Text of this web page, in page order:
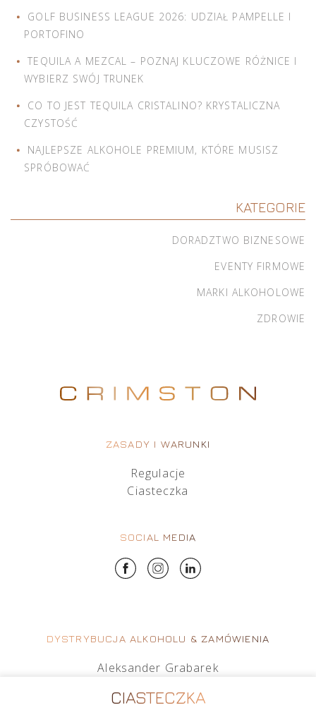
GOLF BUSINESS LEAGUE 2026: UDZIAŁ PAMPELLE I
PORTOFINO
TEQUILA A MEZCAL – POZNAJ KLUCZOWE RÓŻNICE I
WYBIERZ SWÓJ TRUNEK
CO TO JEST TEQUILA CRISTALINO? KRYSTALICZNA
CZYSTOŚĆ
NAJLEPSZE ALKOHOLE PREMIUM, KTÓRE MUSISZ
SPRÓBOWAĆ
KATEGORIE
DORADZTWO BIZNESOWE
EVENTY FIRMOWE
MARKI ALKOHOLOWE
ZDROWIE
ZASADY I WARUNKI
Regulacje
Ciasteczka
SOCIAL MEDIA
DYSTRYBUCJA ALKOHOLU & ZAMÓWIENIA
Aleksander Grabarek
+48 512 569 456
CIASTECZKA